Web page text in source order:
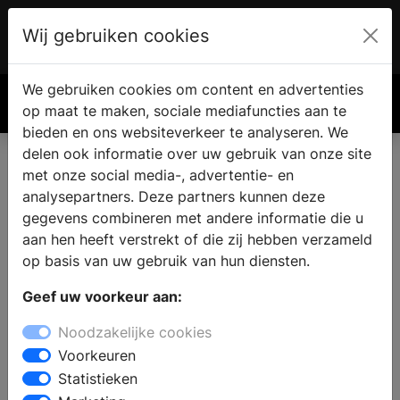
€ 0.00
Een haard of kachel kopen in
De Groeve
een bezoek aan een haardenspecialist vindt u
verschillende houtkachels, open haarden,
gashaarden, gaskachels, pellet kachels en cv-
houthaarden. De deskundige medewerkers kunnen u
adviseren bij het kiezen van een model, passend bij
Wij gebruiken cookies
We gebruiken cookies om content en advertenties
op maat te maken, sociale mediafuncties aan te
bieden en ons websiteverkeer te analyseren. We
delen ook informatie over uw gebruik van onze site
met onze social media-, advertentie- en
analysepartners. Deze partners kunnen deze
gegevens combineren met andere informatie die u
aan hen heeft verstrekt of die zij hebben verzameld
op basis van uw gebruik van hun diensten.
Geef uw voorkeur aan:
Noodzakelijke cookies
Voorkeuren
Statistieken